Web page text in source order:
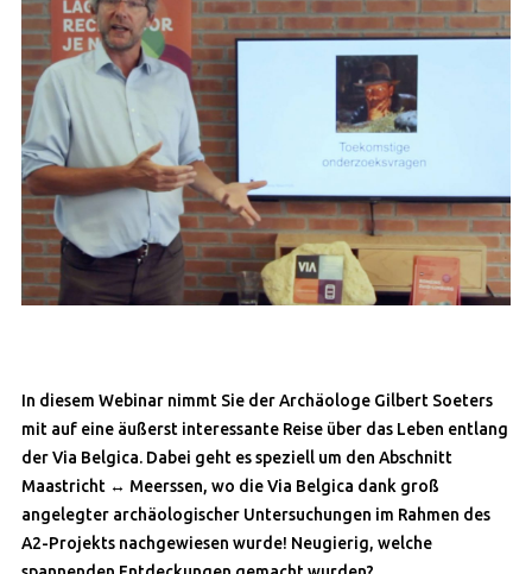
In diesem Webinar nimmt Sie der Archäologe Gilbert Soeters
mit auf eine äußerst interessante Reise über das Leben entlang
der Via Belgica. Dabei geht es speziell um den Abschnitt
Maastricht ↔️ Meerssen, wo die Via Belgica dank groß
angelegter archäologischer Untersuchungen im Rahmen des
A2-Projekts nachgewiesen wurde! Neugierig, welche